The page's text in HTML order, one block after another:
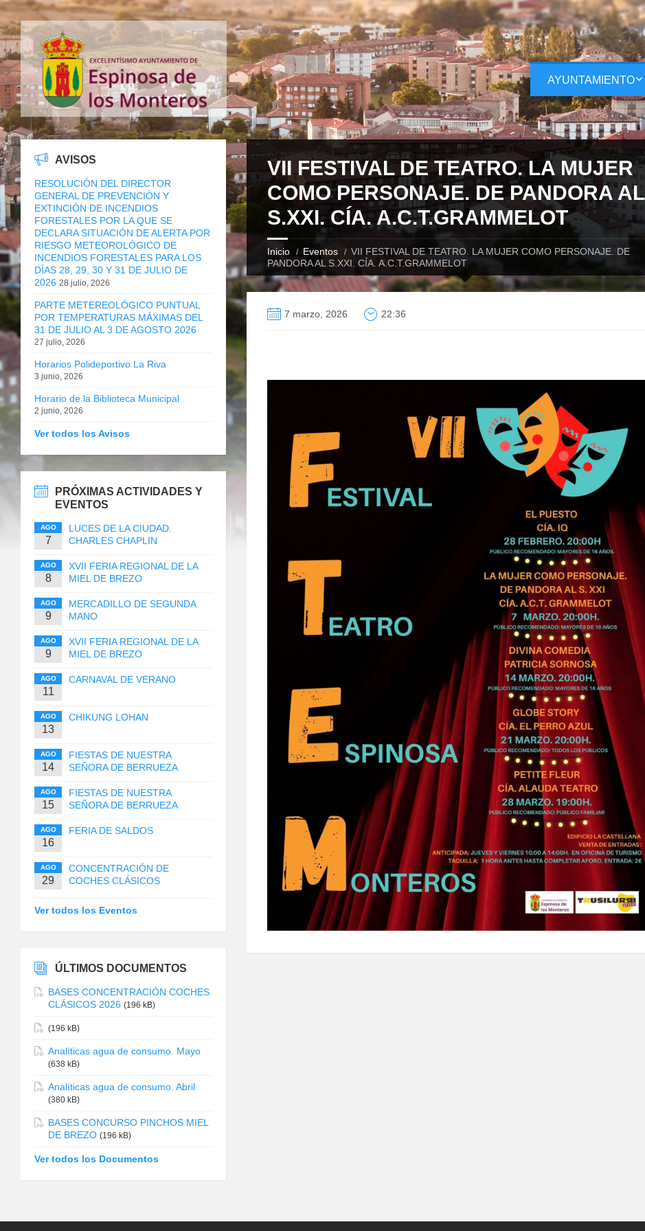
AYUNTAMIENTO
VII FESTIVAL DE TEATRO. LA MUJER
COMO PERSONAJE. DE PANDORA AL
S.XXI. CÍA. A.C.T.GRAMMELOT
Inicio Eventos
VII FESTIVAL DE TEATRO. LA MUJER COMO PERSONAJE. DE
PANDORA AL S.XXI. CÍA. A.C.T.GRAMMELOT
7 marzo, 2026 22:36
AVISOS
RESOLUCIÓN DEL DIRECTOR
GENERAL DE PREVENCIÓN Y
EXTINCIÓN DE INCENDIOS
FORESTALES POR LA QUE SE
DECLARA SITUACIÓN DE ALERTA POR
RIESGO METEOROLÓGICO DE
INCENDIOS FORESTALES PARA LOS
DÍAS 28, 29, 30 Y 31 DE JULIO DE
2026 28 julio, 2026
PARTE METEREOLÓGICO PUNTUAL
POR TEMPERATURAS MÁXIMAS DEL
31 DE JULIO AL 3 DE AGOSTO 2026
27 julio, 2026
Horarios Polideportivo La Riva
3 junio, 2026
Horario de la Biblioteca Municipal
2 junio, 2026
Ver todos los Avisos
PRÓXIMAS ACTIVIDADES Y
EVENTOS
AGO
7
LUCES DE LA CIUDAD.
CHARLES CHAPLIN
AGO
8
XVII FERIA REGIONAL DE LA
MIEL DE BREZO
AGO
9
MERCADILLO DE SEGUNDA
MANO
AGO
9
XVII FERIA REGIONAL DE LA
MIEL DE BREZO
AGO
11
CARNAVAL DE VERANO
AGO
13
CHIKUNG LOHAN
AGO
14
FIESTAS DE NUESTRA
SEÑORA DE BERRUEZA
AGO
15
FIESTAS DE NUESTRA
SEÑORA DE BERRUEZA
AGO
16
FERIA DE SALDOS
AGO
29
CONCENTRACIÓN DE
COCHES CLÁSICOS
Ver todos los Eventos
ÚLTIMOS DOCUMENTOS
BASES CONCENTRACIÓN COCHES
CLÁSICOS 2026 (196 kB)
(196 kB)
Analíticas agua de consumo. Mayo
(638 kB)
Analíticas agua de consumo. Abril
(380 kB)
BASES CONCURSO PINCHOS MIEL
DE BREZO (196 kB)
Ver todos los Documentos